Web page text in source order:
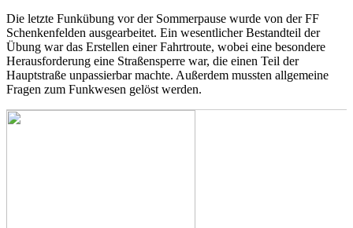
Die letzte Funkübung vor der Sommerpause wurde von der FF
Schenkenfelden ausgearbeitet. Ein wesentlicher Bestandteil der
Übung war das Erstellen einer Fahrtroute, wobei eine besondere
Herausforderung eine Straßensperre war, die einen Teil der
Hauptstraße unpassierbar machte. Außerdem mussten allgemeine
Fragen zum Funkwesen gelöst werden.